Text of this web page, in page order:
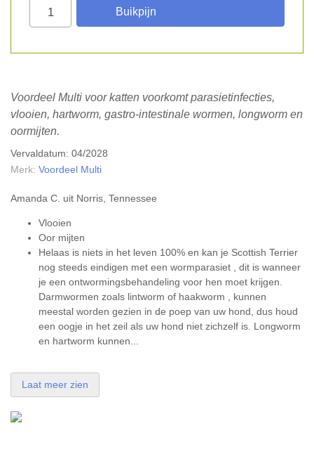
Voordeel Multi voor katten voorkomt parasietinfecties,
vlooien, hartworm, gastro-intestinale wormen, longworm en
oormijten.
Vervaldatum: 04/2028
Merk: Voordeel Multi
Amanda C. uit Norris, Tennessee
Vlooien
Oor mijten
Helaas is niets in het leven 100% en kan je Scottish Terrier
nog steeds eindigen met een wormparasiet , dit is wanneer
je een ontwormingsbehandeling voor hen moet krijgen.
Darmwormen zoals lintworm of haakworm , kunnen
meestal worden gezien in de poep van uw hond, dus houd
een oogje in het zeil als uw hond niet zichzelf is. Longworm
en hartworm kunnen...
Laat meer zien